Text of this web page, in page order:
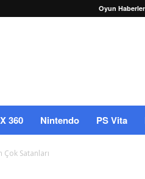
Oyun
360 Nintendo PS Vita
Çok Satanları